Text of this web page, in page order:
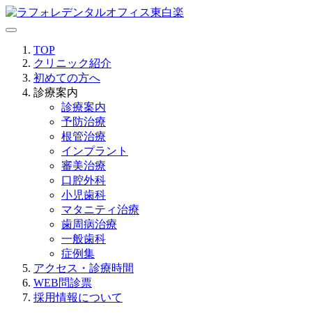
TOP
クリニック紹介
初めての方へ
診療案内
診療案内
予防治療
根管治療
インプラント
審美治療
口腔外科
小児歯科
マタニティ治療
歯周病治療
一般歯科
症例集
アクセス・診療時間
WEB問診票
採用情報について